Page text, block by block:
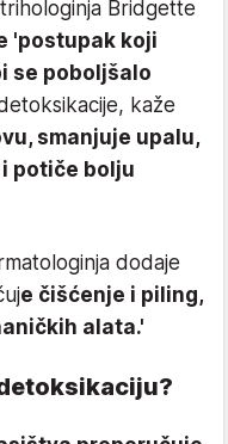
Bridgette
'postupak koji
se poboljšalo
kaže
smanjuje upalu,
potiče bolju
dodaje
e čišćenje i piling,
alata.'